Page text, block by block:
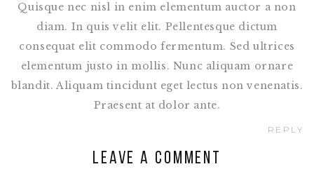
REPLY
Quisque nec nisl in enim elementum auctor a non
diam. In quis velit elit. Pellentesque dictum
consequat elit commodo fermentum. Sed ultrices
elementum justo in mollis. Nunc aliquam ornare
blandit. Aliquam tincidunt eget lectus non venenatis.
Praesent at dolor ante.
Leave a comment